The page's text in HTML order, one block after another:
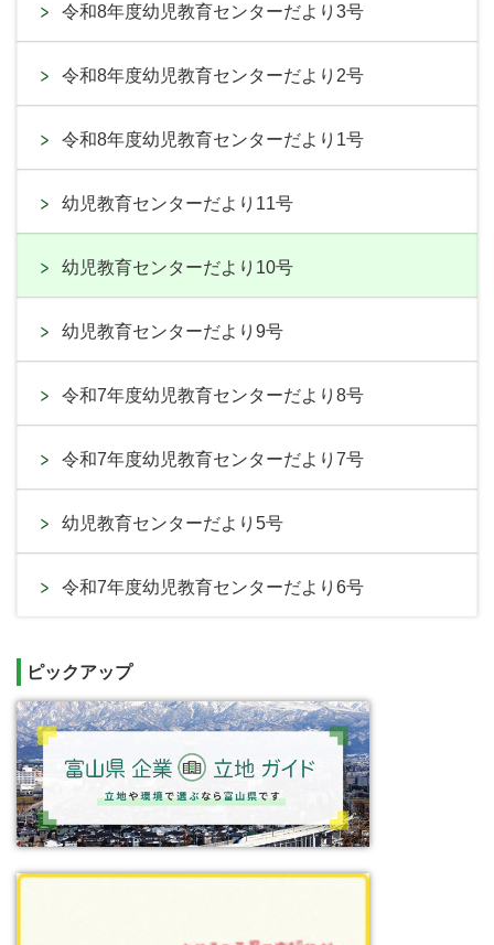
令和8年度幼児教育センターだより3号
令和8年度幼児教育センターだより2号
令和8年度幼児教育センターだより1号
幼児教育センターだより11号
幼児教育センターだより10号
幼児教育センターだより9号
令和7年度幼児教育センターだより8号
令和7年度幼児教育センターだより7号
幼児教育センターだより5号
令和7年度幼児教育センターだより6号
ピックアップ